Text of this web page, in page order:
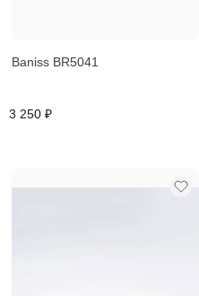
Baniss BR5041
3 250 ₽